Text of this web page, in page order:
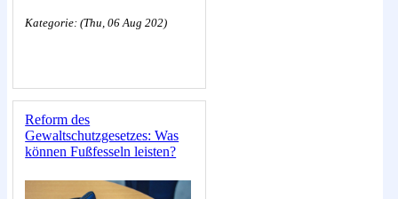
Kategorie: (Thu, 06 Aug 202)
Reform des
Gewaltschutzgesetzes: Was
können Fußfesseln leisten?